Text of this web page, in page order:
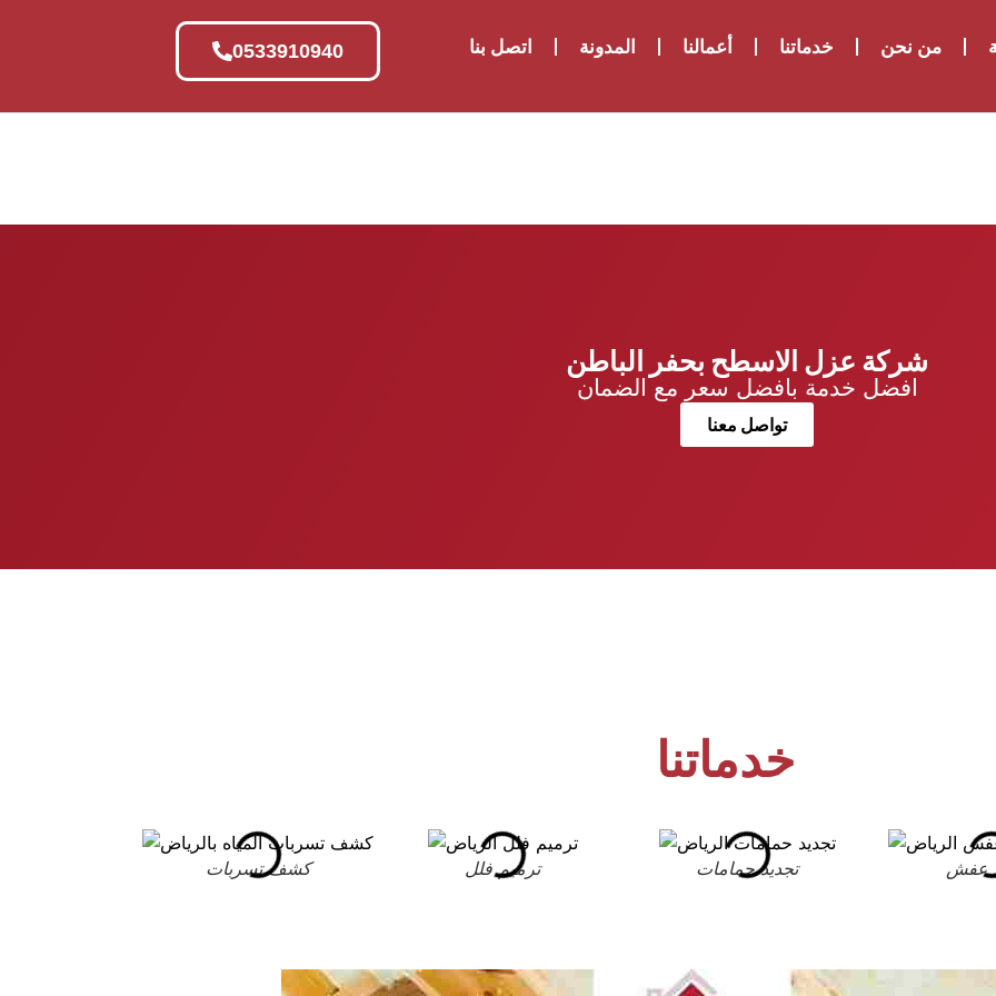
من نحن خدماتنا أعمالنا المدونة اتصل بنا 0533910940
شركة عزل الاسطح بحفر الباطن
افضل خدمة بافضل سعر مع الضمان
تواصل معنا
خدماتنا
كشف تسربات ترميم فلل تجديد حمامات عفش